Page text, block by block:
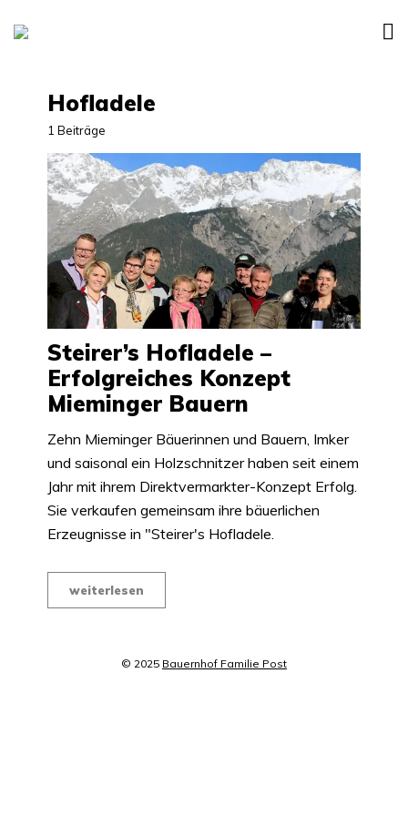
Hofladele
1 Beiträge
Steirer’s Hofladele –
Erfolgreiches Konzept
Mieminger Bauern
Zehn Mieminger Bäuerinnen und Bauern, Imker
und saisonal ein Holzschnitzer haben seit einem
Jahr mit ihrem Direktvermarkter-Konzept Erfolg.
Sie verkaufen gemeinsam ihre bäuerlichen
Erzeugnisse in "Steirer's Hofladele.
weiterlesen
© 2025 Bauernhof Familie Post